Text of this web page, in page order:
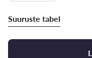
Suuruste tabel